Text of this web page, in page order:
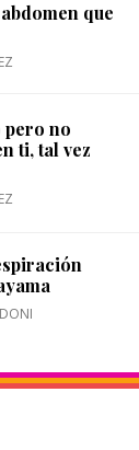
que
no
ti, tal vez